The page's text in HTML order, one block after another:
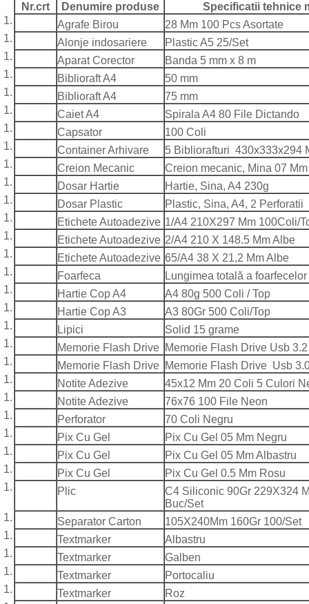
Nr.crt Denumire produse
Specificatii tehnice
Agrafe Birou
28 Mm 100 Pcs Asortate
Alonje indosariere
Plastic A5 25/Set
Aparat Corector
Banda 5 mm x 8 m
Biblioraft A4
50 mm
Biblioraft A4
75 mm
Caiet A4
Spirala A4 80 File Dictando
Capsator
100 Coli
Container Arhivare
5 Bibliorafturi 430x333x294
Creion Mecanic
Creion mecanic, Mina 07 Mm
Dosar Hartie
Hartie, Sina, A4 230g
Dosar Plastic
Plastic, Sina, A4, 2 Perforatii
Etichete Autoadezive 1/A4 210X297 Mm 100Coli/
Etichete Autoadezive 2/A4 210 X 148.5 Mm Albe
Etichete Autoadezive 65/A4 38 X 21,2 Mm Albe
Foarfeca
Lungimea totală a
Hartie Cop A4
A4 80g 500 Coli / Top
Hartie Cop A3
A3 80Gr 500 Coli/Top
Lipici
Solid 15 grame
Memorie Flash Drive Memorie Flash Drive Usb
Memorie Flash Drive Memorie Flash Drive Usb
Notite Adezive
45x12 Mm 20 Coli 5 Culori
Notite Adezive
76x76 100 File Neon
Perforator
70 Coli Negru
Pix Cu Gel
Pix Cu Gel 05 Mm Negru
Pix Cu Gel
Pix Cu Gel 05 Mm Albastru
Pix Cu Gel
Pix Cu Gel 0.5 Mm Rosu
Plic
C4 Siliconic 90Gr 229X324
Buc/Set
Separator Carton
105X240Mm 160Gr 100/Set
Textmarker
Albastru
Textmarker
Galben
Textmarker
Portocaliu
Textmarker
Roz